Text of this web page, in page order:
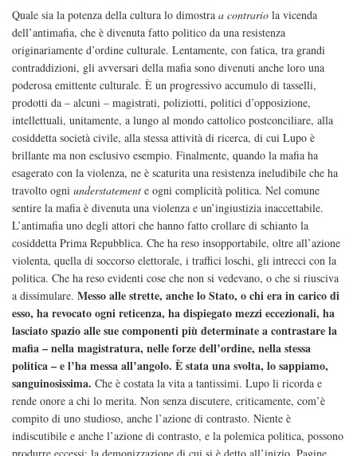
Quale sia la potenza della cultura lo dimostra a contrario la vicenda
dell’antimafia, che è divenuta fatto politico da una resistenza
originariamente d’ordine culturale. Lentamente, con fatica, tra grandi
contraddizioni, gli avversari della mafia sono divenuti anche loro una
poderosa emittente culturale. È un progressivo accumulo di tasselli,
prodotti da – alcuni – magistrati, poliziotti, politici d’opposizione,
intellettuali, unitamente, a lungo al mondo cattolico postconciliare, alla
cosiddetta società civile, alla stessa attività di ricerca, di cui Lupo è
brillante ma non esclusivo esempio. Finalmente, quando la mafia ha
esagerato con la violenza, ne è scaturita una resistenza ineludibile che ha
travolto ogni understatement e ogni complicità politica. Nel comune
sentire la mafia è divenuta una violenza e un’ingiustizia inaccettabile.
L’antimafia uno degli attori che hanno fatto crollare di schianto la
cosiddetta Prima Repubblica. Che ha reso insopportabile, oltre all’azione
violenta, quella di soccorso elettorale, i traffici loschi, gli intrecci con la
politica. Che ha reso evidenti cose che non si vedevano, o che si riusciva
a dissimulare. Messo alle strette, anche lo Stato, o chi era in carico di
esso, ha revocato ogni reticenza, ha dispiegato mezzi eccezionali, ha
lasciato spazio alle sue componenti più determinate a contrastare la
mafia – nella magistratura, nelle forze dell’ordine, nella stessa
politica – e l’ha messa all’angolo. È stata una svolta, lo sappiamo,
sanguinosissima. Che è costata la vita a tantissimi. Lupo li ricorda e
rende onore a chi lo merita. Non senza discutere, criticamente, com’è
compito di uno studioso, anche l’azione di contrasto. Niente è
indiscutibile e anche l’azione di contrasto, e la polemica politica, possono
produrre eccessi: la demonizzazione di cui si è detto all’inizio. Pagine